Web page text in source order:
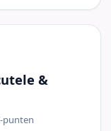
&
punten